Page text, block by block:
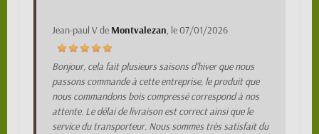
Jean-paul Vde Montvalezan, le07/01/2026
Bonjour, cela fait plusieurs saisons d'hiver que nous
passons commande à cette entreprise, le produit que
nous commandons bois compressé correspond à nos
attente. Le délai de livraison est correct ainsi que le
service du transporteur. Nous sommes très satisfait du